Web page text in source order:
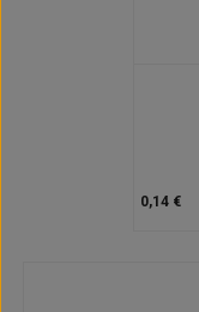
0,14 €